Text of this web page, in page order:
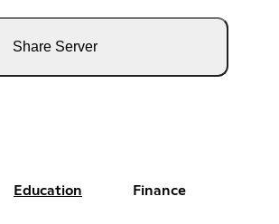
Share Server
Education Finance